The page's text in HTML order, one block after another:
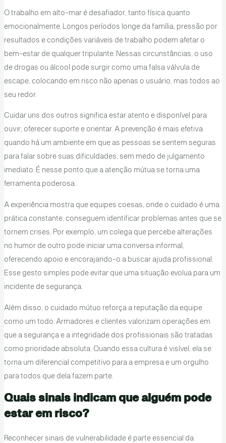
O trabalho em alto-mar é desafiador, tanto física quanto
emocionalmente. Longos períodos longe da família, pressão por
resultados e condições variáveis de trabalho podem afetar o
bem-estar de qualquer tripulante. Nessas circunstâncias, o uso
de drogas ou álcool pode surgir como uma falsa válvula de
escape, colocando em risco não apenas o usuário, mas todos ao
seu redor.
Cuidar uns dos outros significa estar atento e disponível para
ouvir, oferecer suporte e orientar. A prevenção é mais efetiva
quando há um ambiente em que as pessoas se sentem seguras
para falar sobre suas dificuldades, sem medo de julgamento
imediato. É nesse ponto que a atenção mútua se torna uma
ferramenta poderosa.
A experiência mostra que equipes coesas, onde o cuidado é uma
prática constante, conseguem identificar problemas antes que se
tornem crises. Por exemplo, um colega que percebe alterações
no humor de outro pode iniciar uma conversa informal,
oferecendo apoio e encorajando-o a buscar ajuda profissional.
Esse gesto simples pode evitar que uma situação evolua para um
incidente de segurança.
Além disso, o cuidado mútuo reforça a reputação da equipe
como um todo. Armadores e clientes valorizam operações em
que a segurança e a integridade dos profissionais são tratadas
como prioridade absoluta. Quando essa cultura é visível, ela se
torna um diferencial competitivo para a empresa e um orgulho
para todos que dela fazem parte.
Quais sinais indicam que alguém pode
estar em risco?
Reconhecer sinais de vulnerabilidade é parte essencial da